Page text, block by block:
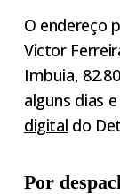
O endereço
Victor
Imbuia,
alguns dias
digital do
Por